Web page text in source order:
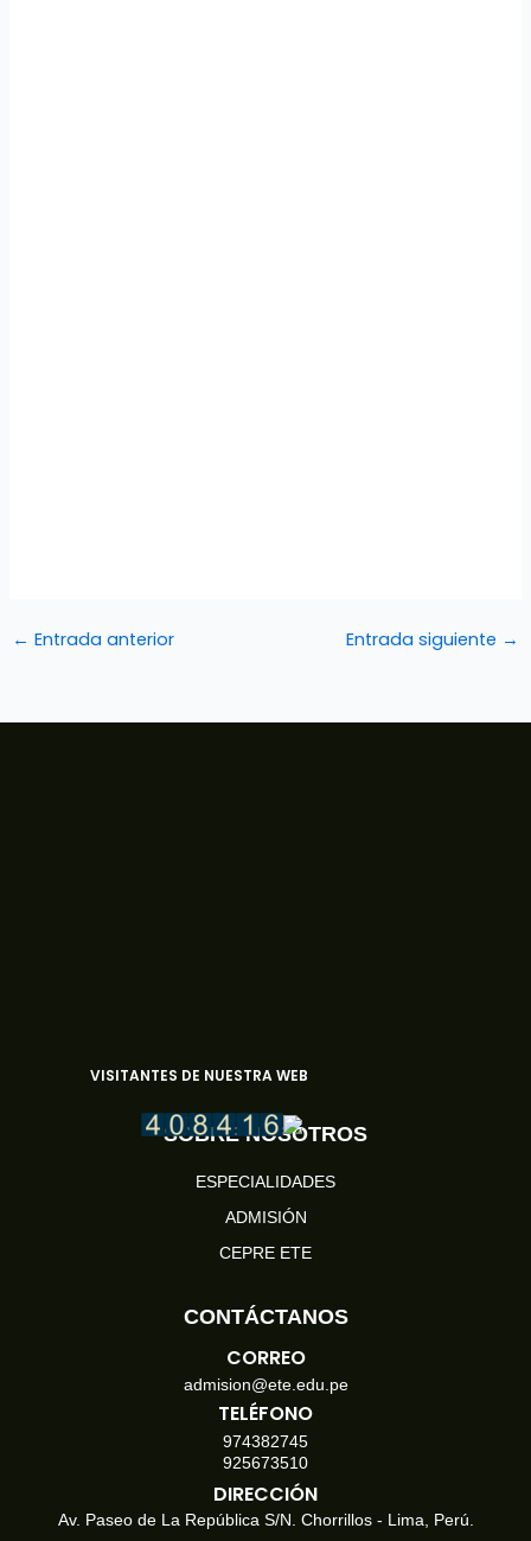
← Entrada anterior Entrada siguiente →
VISITANTES DE NUESTRA WEB
SOBRE NOSOTROS
ESPECIALIDADES
ADMISIÓN
CEPRE ETE
CONTÁCTANOS
CORREO
admision@ete.edu.pe
TELÉFONO
974382745
925673510
DIRECCIÓN
Av. Paseo de La República S/N. Chorrillos - Lima, Perú.